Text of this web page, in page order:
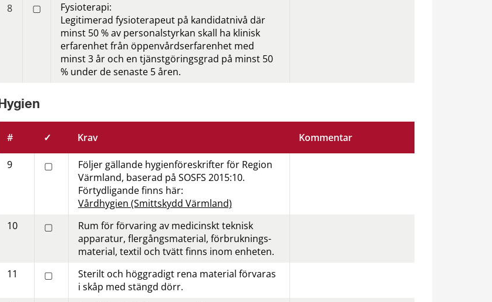
8
▢
Fysioterapi:
Legitimerad fysio­terapeut på kandidat­nivå där
minst 50 % av personal­styrkan skall ha klinisk
erfarenhet från öppen­vårds­erfarenhet med
minst 3 år och en tjänstgörings­grad på minst 50
% under de senaste 5 åren.
Hygien
# ✓ Krav Kommentar
9 ▢
Följer gällande hygien­föreskrifter för Region
Värmland, baserad på SOSFS 2015:10.
Förtydligande finns här:
Vårdhygien (Smittskydd Värmland)
10
▢
Rum för förvaring av medicinskt teknisk
apparatur, flergångs­material, förbruknings­
material, textil och tvätt finns inom enheten.
11
▢
Sterilt och höggradigt rena material förvaras
i skåp med stängd dörr.